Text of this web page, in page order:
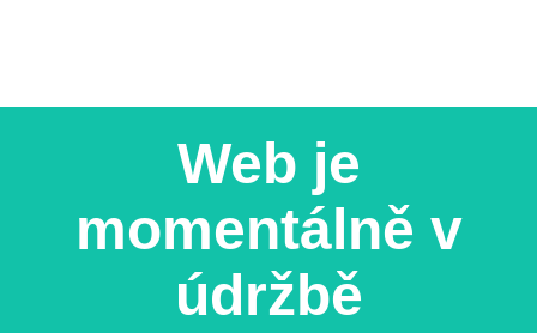
Web je
momentálně v
údržbě